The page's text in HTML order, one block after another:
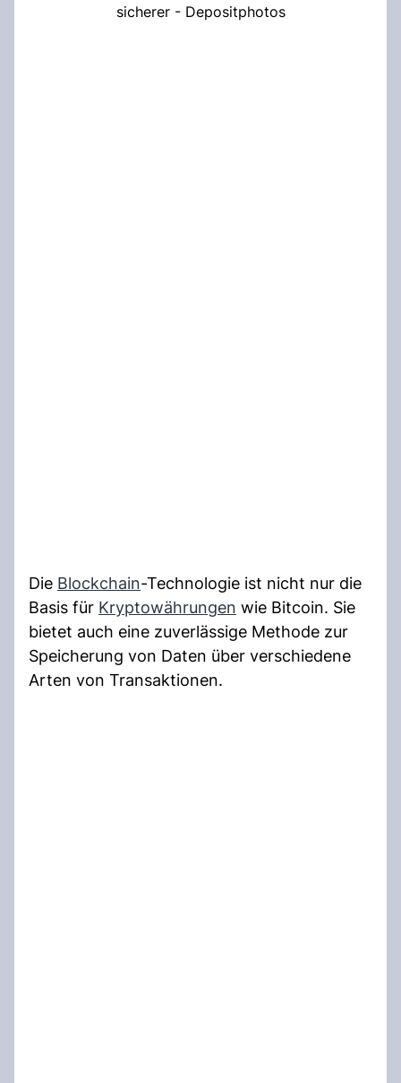
sicherer - Depositphotos
Die Blockchain-Technologie ist nicht nur die
Basis für Kryptowährungen wie Bitcoin. Sie
bietet auch eine zuverlässige Methode zur
Speicherung von Daten über verschiedene
Arten von Transaktionen.